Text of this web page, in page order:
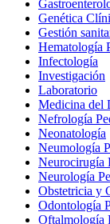
Genética
Gestión
Hematología
Infectología
Investigación
Laboratorio
Medicina del
Nefrología
Neonatología
Neumología
Neurocirugía
Neurología
Obstetricia y
Odontología
Oftalmología